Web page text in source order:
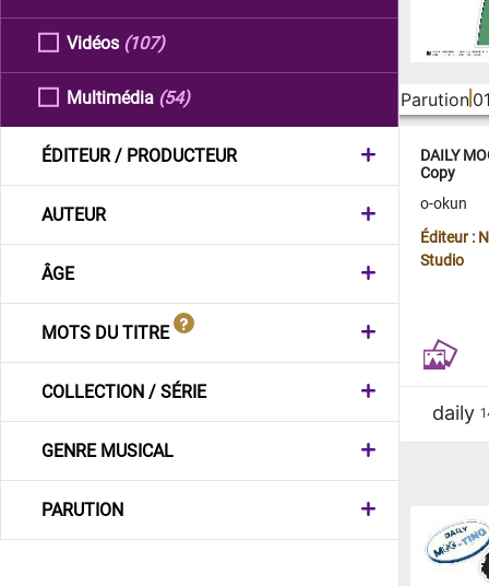
Vidéos (107)
Multimédia (54)
ÉDITEUR / PRODUCTEUR
AUTEUR
ÂGE
MOTS DU TITRE
COLLECTION / SÉRIE
GENRE MUSICAL
PARUTION
Parution
DAILY
Copy
o-okun
Éditeur :
Studio
daily